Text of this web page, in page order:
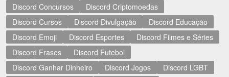
Discord Concursos
Discord Criptomoedas
Discord Cursos
Discord Divulgação
Discord Educação
Discord Emoji
Discord Esportes
Discord Filmes e Séries
Discord Frases
Discord Futebol
Discord Ganhar Dinheiro
Discord Jogos
Discord LGBT